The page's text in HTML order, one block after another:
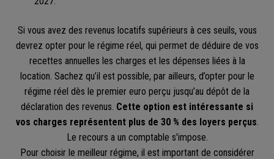
Si vous avez des revenus locatifs supérieurs à ces seuils, vous
devrez opter pour le régime réel, qui permet de déduire de vos
recettes annuelles les charges et les dépenses liées à la
location. Sachez qu’il est possible, par ailleurs, d’opter pour le
régime réel dès le premier euro perçu jusqu’au dépôt de la
déclaration des revenus. Cette option est intéressante si
vos charges représentent plus de 30 % des loyers perçus
Le recours a un comptable s'impose.
Pour choisir le meilleur régime, il est important de considérer